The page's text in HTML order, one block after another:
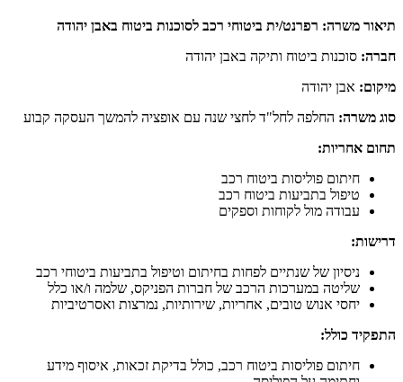
תיאור משרה: רפרנט/ית ביטוחי רכב לסוכנות ביטוח באבן יהודה
חברה: סוכנות ביטוח ותיקה באבן יהודה
מיקום: אבן יהודה
סוג משרה: החלפה לחל"ד לחצי שנה עם אופציה להמשך העסקה קבוע
תחום אחריות:
חיתום פוליסות ביטוח רכב
טיפול בתביעות ביטוח רכב
עבודה מול לקוחות וספקים
דרישות:
ניסיון של שנתיים לפחות בחיתום וטיפול בתביעות ביטוחי רכב
שליטה במערכות הרכב של חברות הפניקס, שלמה ו/או כלל
יחסי אנוש טובים, אחריות, שירותיות, נמרצות ואסרטיביות
התפקיד כולל:
חיתום פוליסות ביטוח רכב, כולל בדיקת זכאות, איסוף מידע